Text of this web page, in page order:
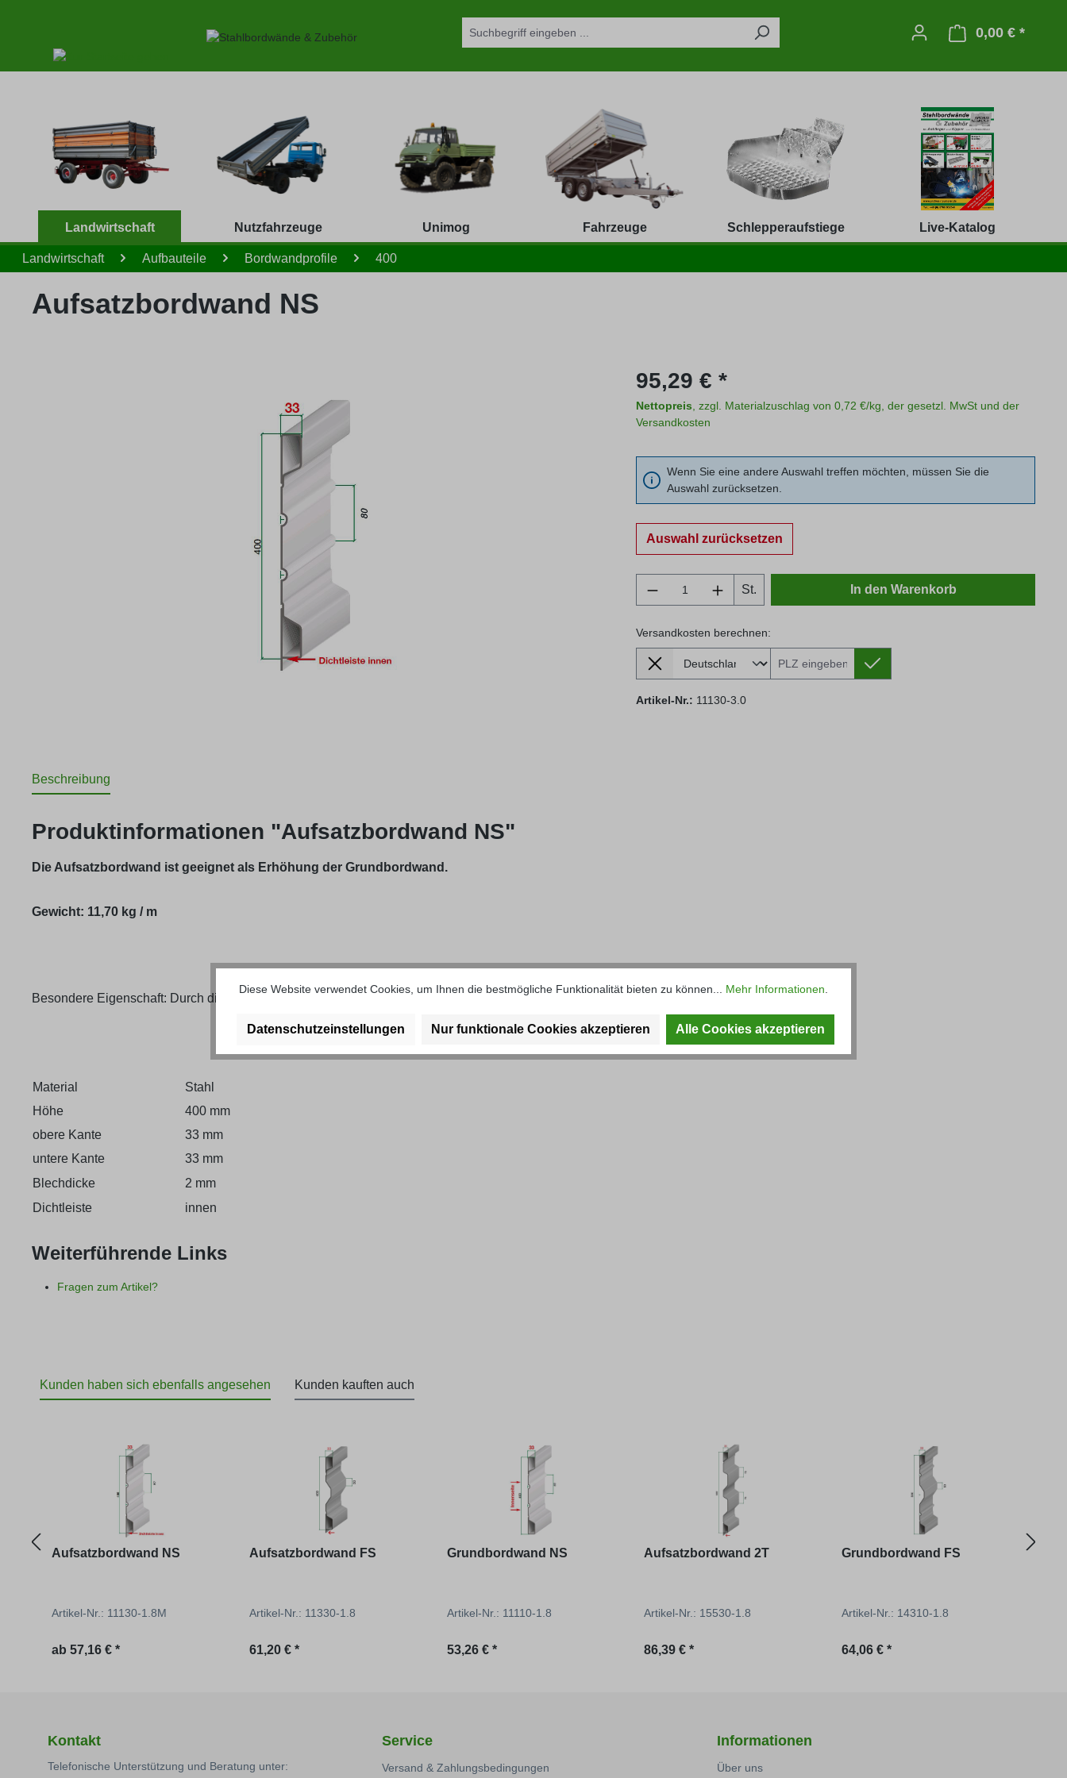
0,00 € *
Landwirtschaft Nutzfahrzeuge Unimog Fahrzeuge Schlepperaufstiege Live-Katalog
Landwirtschaft Aufbauteile Bordwandprofile 400
Aufsatzbordwand NS
Regulärer Preis:
95,29 € *
Nettopreis , zzgl. Materialzuschlag von 0,72 €/kg, der gesetzl. MwSt und der
Versandkosten
Wenn Sie eine andere Auswahl treffen möchten, müssen Sie die
Auswahl zurücksetzen.
Auswahl zurücksetzen
Produkt Anzahl: Gib den gewünschten Wert ein
St. In den Warenkorb
Versandkosten berechnen:
Lieferland
Versandkosten berechnen:
Artikel-Nr.: 11130-3.0
Beschreibung
Produktinformationen "Aufsatzbordwand NS"
Die Aufsatzbordwand ist geeignet als Erhöhung der Grundbordwand.
Gewicht: 11,70 kg / m
Besondere Eigenschaft: Durch die anprofilierte Dichtleiste an der Innenseite ergibt sich eine Abdichtfunktion.
Material
Stahl
Höhe
400 mm
obere Kante
33 mm
untere Kante
33 mm
Blechdicke
2 mm
Dichtleiste
innen
Weiterführende Links
Fragen zum Artikel?
Kunden haben sich ebenfalls angesehen Kunden kauften auch
Aufsatzbordwand NS
Artikel-Nr.: 11130-1.8M
Regulärer Preis:
ab 57,16 € *
Aufsatzbordwand FS
Artikel-Nr.: 11330-1.8
Regulärer Preis:
61,20 € *
Grundbordwand NS
Artikel-Nr.: 11110-1.8
Regulärer Preis:
53,26 € *
Aufsatzbordwand 2T
Artikel-Nr.: 15530-1.8
Regulärer Preis:
86,39 € *
Grundbordwand FS
Artikel-Nr.: 14310-1.8
Regulärer Preis:
64,06 € *
Kontakt
Telefonische Unterstützung und Beratung unter:
Service
Versand & Zahlungsbedingungen
Informationen
Über uns
Diese Website verwendet Cookies, um Ihnen die bestmögliche Funktionalität bieten zu können... Mehr Informationen.
Datenschutzeinstellungen Nur funktionale Cookies akzeptieren Alle Cookies akzeptieren